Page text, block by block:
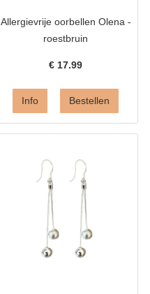
Allergievrije oorbellen Olena -
roestbruin
€ 17.99